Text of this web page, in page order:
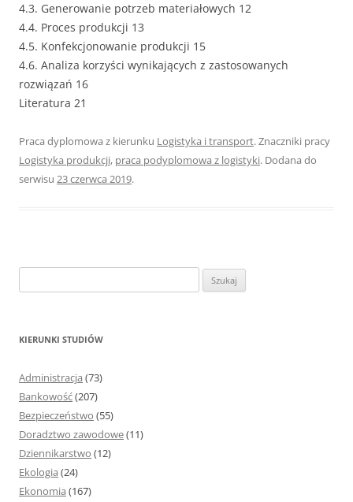
4.3. Generowanie potrzeb materiałowych 12
4.4. Proces produkcji 13
4.5. Konfekcjonowanie produkcji 15
4.6. Analiza korzyści wynikających z zastosowanych
rozwiązań 16
Literatura 21
Praca dyplomowa z kierunku Logistyka i transport. Znaczniki pracy
Logistyka produkcji, praca podyplomowa z logistyki. Dodana do
serwisu 23 czerwca 2019.
z
KIERUNKI STUDIÓW
Administracja (73)
Bankowość(207)
Bezpieczeństwo (55)
Doradztwo zawodowe(11)
Dziennikarstwo (12)
Ekologia (24)
Ekonomia (167)